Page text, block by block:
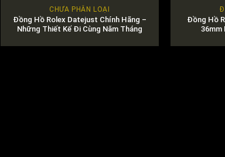
CHƯA PHÂN LOẠI
Đồng Hồ Rolex Datejust Chính Hãng –
Những Thiết Kế Đi Cùng Năm Tháng
Đồng Hồ
36mm